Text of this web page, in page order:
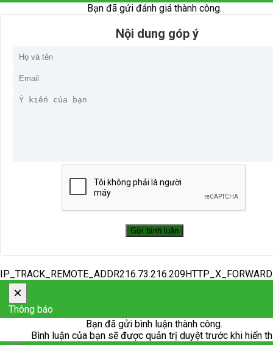
Bạn đã gửi đánh giá thành công.
Nội dung góp ý
×
Thông báo
Bạn đã gửi bình luận thành công.
Bình luận của bạn sẽ được quản trị duyệt trước khi hiển